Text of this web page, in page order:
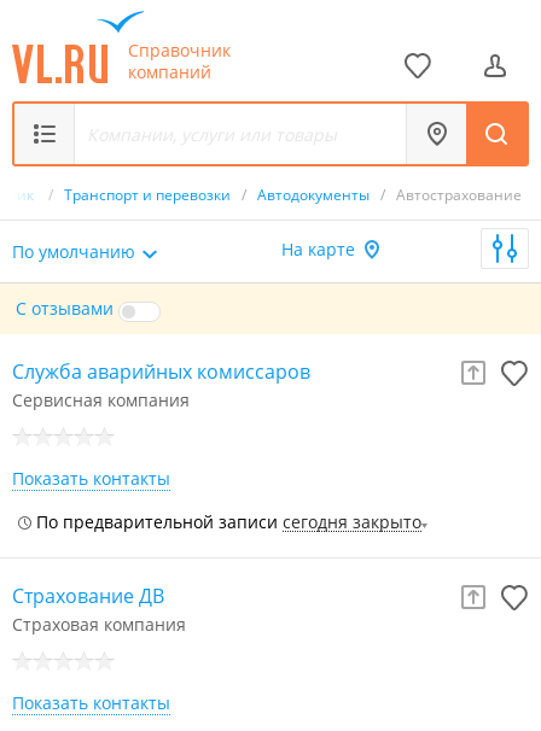
Справочник
компаний
/ Транспорт и перевозки / Автодокументы / Автострахование
По умолчанию На карте
С отзывами
Служба аварийных комиссаров
Сервисная компания
Показать контакты
По предварительной записи сегодня закрыто
Страхование ДВ
Страховая компания
Показать контакты